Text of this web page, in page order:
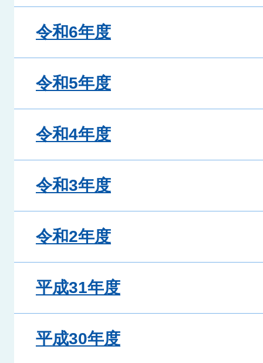
令和6年度
令和5年度
令和4年度
令和3年度
令和2年度
平成31年度
平成30年度